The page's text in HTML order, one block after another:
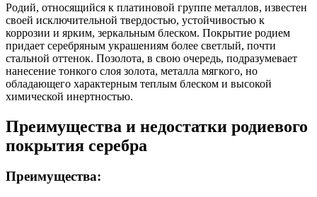
Родий, относящийся к платиновой группе металлов, известен
своей исключительной твердостью, устойчивостью к
коррозии и ярким, зеркальным блеском. Покрытие родием
придает серебряным украшениям более светлый, почти
стальной оттенок. Позолота, в свою очередь, подразумевает
нанесение тонкого слоя золота, металла мягкого, но
обладающего характерным теплым блеском и высокой
химической инертностью.
Преимущества и недостатки родиевого
покрытия серебра
Преимущества: